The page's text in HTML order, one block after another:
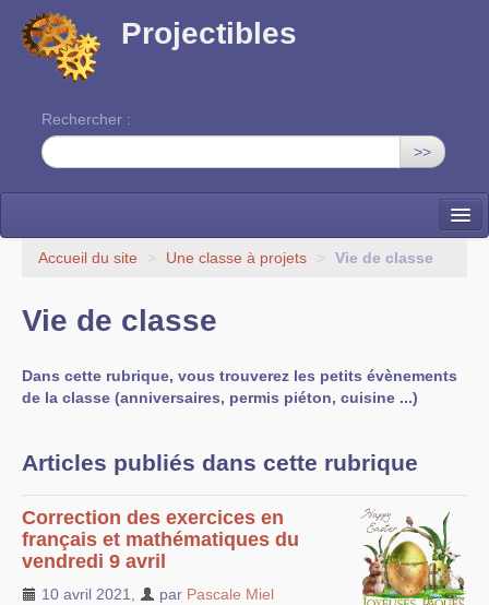
Projectibles
Rechercher :
>>
La ruche
EDITO
Accueil du site > Une classe à projets > Vie de classe
Vie de classe
Dans cette rubrique, vous trouverez les petits évènements
de la classe (anniversaires, permis piéton, cuisine ...)
Articles publiés dans cette rubrique
Correction des exercices en
français et mathématiques du
vendredi 9 avril
10 avril 2021 par Pascale Miel